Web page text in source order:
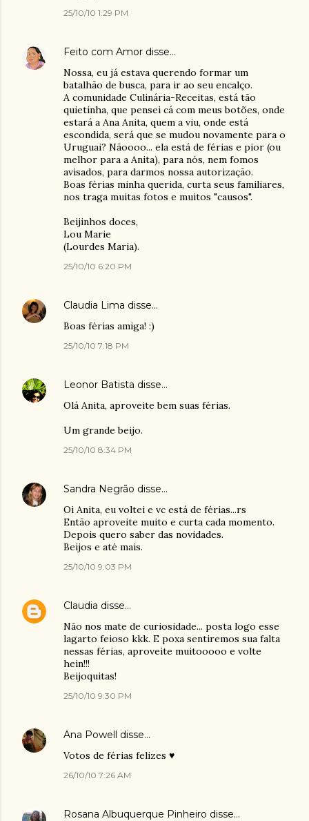
25/10/10 1:29 PM
Feito com Amor disse…
Nossa, eu já estava querendo formar um
batalhão de busca, para ir ao seu encalço.
A comunidade Culinária-Receitas, está tão
quietinha, que pensei cá com meus botões, onde
estará a Ana Anita, quem a viu, onde está
escondida, será que se mudou novamente para o
Uruguai? Nãoooo... ela está de férias e pior (ou
melhor para a Anita), para nós, nem fomos
avisados, para darmos nossa autorização.
Boas férias minha querida, curta seus familiares,
nos traga muitas fotos e muitos "causos".
Beijinhos doces,
Lou Marie
(Lourdes Maria).
25/10/10 6:20 PM
Claudia Lima disse…
Boas férias amiga! :)
25/10/10 7:18 PM
Leonor Batista disse…
Olá Anita, aproveite bem suas férias.
Um grande beijo.
25/10/10 8:34 PM
Sandra Negrão disse…
Oi Anita, eu voltei e vc está de férias...rs
Então aproveite muito e curta cada momento.
Depois quero saber das novidades.
Beijos e até mais.
25/10/10 9:03 PM
Claudia disse…
Não nos mate de curiosidade... posta logo esse
lagarto feioso kkk. E poxa sentiremos sua falta
nessas férias, aproveite muitooooo e volte
hein!!!
Beijoquitas!
25/10/10 9:30 PM
Ana Powell disse…
Votos de férias felizes ♥
26/10/10 7:26 AM
Rosana Albuquerque Pinheiro disse…